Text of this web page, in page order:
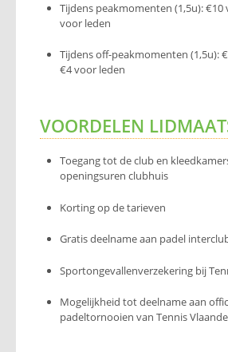
Tijdens peakmomenten (1,5u):
voor leden
Tijdens off-peakmomenten (1,5u):
€4 voor leden
VOORDELEN
Toegang tot de club en
openingsuren clubhuis
Korting op de tarieven
Gratis deelname aan padel
Sportongevallenverzekering bij
Mogelijkheid tot deelname aan
padeltornooien van Tennis